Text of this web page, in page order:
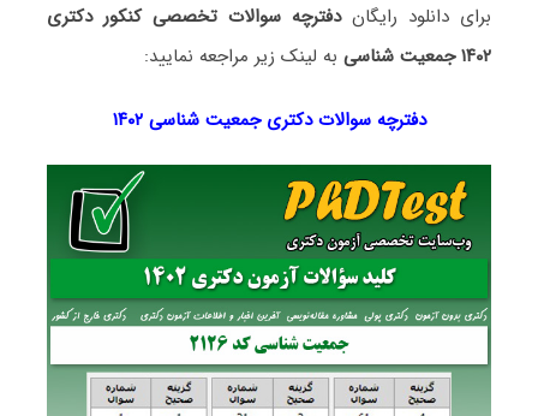
برای دانلود رایگاندفترچه سوالات تخصصی کنکور دکتری
۱۴۰۲ جمعیت‌ شناسی
به لینک زیر مراجعه نمایید:
دفترچه سوالات دکتریجمعیت‌ شناسی ۱۴۰۲